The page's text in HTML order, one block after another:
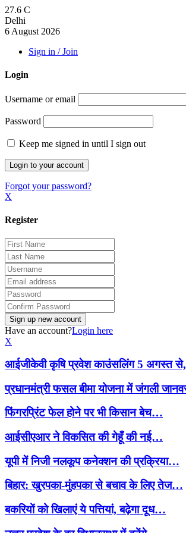
27.6 C
Delhi
6 August 2026
Sign in / Join
Login
Username or email
Password
Keep me signed in until I sign out
Forgot your password?
X
Register
Have an account?Login here
X
आईजीकेवी कृषि प्रवेश काउंसलिंग 5 अगस्त
प्रधानमंत्री फसल बीमा योजना में जंगली
फिंगरप्रिंट फेल होने पर भी किसान बेच…
आईसीएआर ने विकसित की गेहूँ की नई…
यूपी में निजी नलकूप कनेक्शन की प्रक्रिया…
बिहार: खुरपका-मुंहपका से बचाव के लिए तेज…
बकरियों को खिलाएं ये पत्तियां, बढ़ेगा दूध…